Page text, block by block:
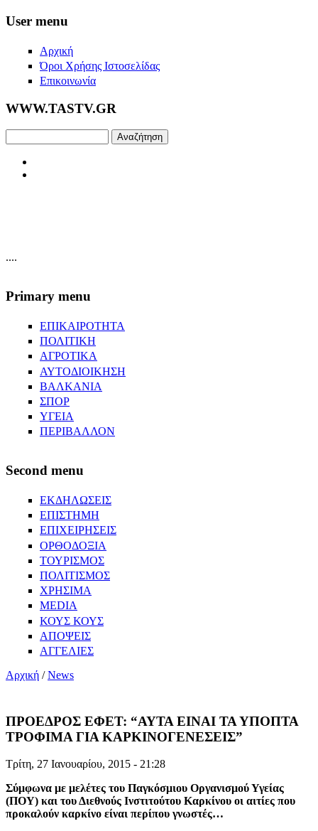
Skip to main content
User menu
Αρχική
Όροι Χρήσης Ιστοσελίδας
Επικοινωνία
WWW.TASTV.GR
....
Primary menu
ΕΠΙΚΑΙΡΟΤΗΤΑ
ΠΟΛΙΤΙΚΗ
ΑΓΡΟΤΙΚΑ
ΑΥΤΟΔΙΟΙΚΗΣΗ
ΒΑΛΚΑΝΙΑ
ΣΠΟΡ
ΥΓΕΙΑ
ΠΕΡΙΒΑΛΛΟΝ
Second menu
ΕΚΔΗΛΩΣΕΙΣ
ΕΠΙΣΤΗΜΗ
ΕΠΙΧΕΙΡΗΣΕΙΣ
ΟΡΘΟΔΟΞΙΑ
ΤΟΥΡΙΣΜΟΣ
ΠΟΛΙΤΙΣΜΟΣ
ΧΡΗΣΙΜΑ
MEDIA
ΚΟΥΣ ΚΟΥΣ
ΑΠΟΨΕΙΣ
ΑΓΓΕΛΙΕΣ
Αρχική /News
ΠΡΟΕΔΡΟΣ ΕΦΕΤ: “ΑΥΤΑ ΕΙΝΑΙ ΤΑ ΥΠΟΠΤΑ
ΤΡΟΦΙΜΑ ΓΙΑ ΚΑΡΚΙΝΟΓΕΝΕΣΕΙΣ”
Τρίτη, 27 Ιανουαρίου, 2015 - 21:28
Σύμφωνα με μελέτες του Παγκόσμιου Οργανισμού Υγείας
(ΠΟΥ) και του Διεθνούς Ινστιτούτου Καρκίνου οι αιτίες που
προκαλούν καρκίνο είναι περίπου γνωστές…